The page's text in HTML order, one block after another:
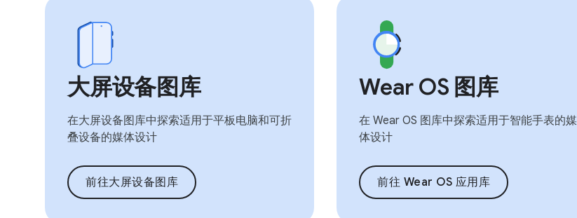
大屏设备图库
在大屏设备图库中探索适用于平板电脑和可折
叠设备的媒体设计
前往大屏设备图库
Wear OS 图库
在 Wear OS 图库中探索适用于智能手表的媒
体设计
前往 Wear OS 应用库